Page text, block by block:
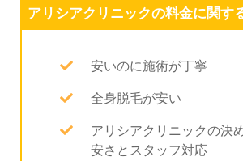
アリシアクリニックの料金に関す
安いのに施術が丁寧
全身脱毛が安い
アリシアクリニックの決
安さとスタッフ対応